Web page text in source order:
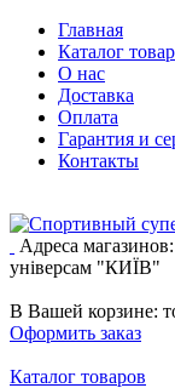
Главная
Каталог
О нас
Доставка
Оплата
Гарантия и
Контакты
Адреса магазинов:
універсам "КИЇВ"
В Вашей корзине:
Оформить заказ
Каталог товаров